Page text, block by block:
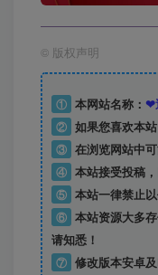
© 版权声明
① 本网站名称： ❤
② 如果您喜欢本站
③ 在浏览网站中
④ 本站接受投稿
⑤ 本站一律禁止
⑥ 本站资源大多
请知悉！
⑦ 修改版本安卓